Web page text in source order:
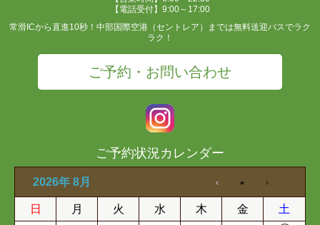
【電話受付】9:00～17:00
常滑ICから直進10秒！中部国際空港（セントレア）までは無料送迎バスでラク
ラク！
ご予約・お問い合わせ
ご予約状況カレンダー
2026年 8月
日 月 火 水 木 金 土